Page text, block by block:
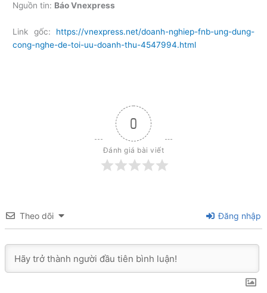
Nguồn tin: Báo Vnexpress
Link gốc: https://vnexpress.net/doanh-nghiep-fnb-ung-dung-
cong-nghe-de-toi-uu-doanh-thu-4547994.html
0
Đánh giá bài viết
Theo dõi Đăng nhập